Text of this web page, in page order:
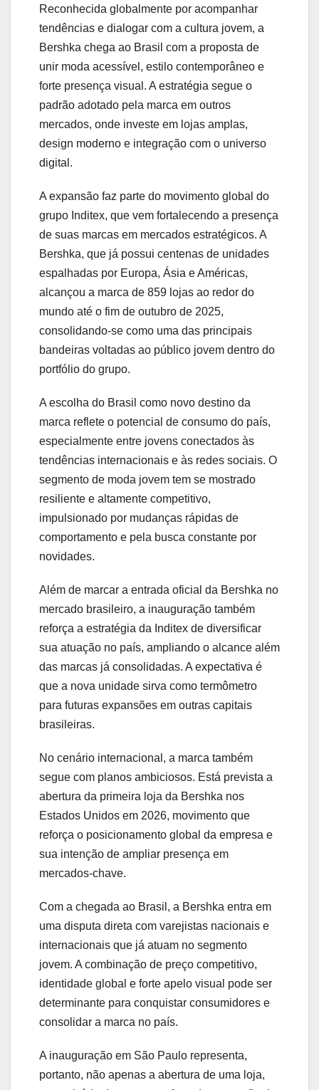
Reconhecida globalmente por acompanhar
tendências e dialogar com a cultura jovem, a
Bershka chega ao Brasil com a proposta de
unir moda acessível, estilo contemporâneo e
forte presença visual. A estratégia segue o
padrão adotado pela marca em outros
mercados, onde investe em lojas amplas,
design moderno e integração com o universo
digital.
A expansão faz parte do movimento global do
grupo Inditex, que vem fortalecendo a presença
de suas marcas em mercados estratégicos. A
Bershka, que já possui centenas de unidades
espalhadas por Europa, Ásia e Américas,
alcançou a marca de 859 lojas ao redor do
mundo até o fim de outubro de 2025,
consolidando-se como uma das principais
bandeiras voltadas ao público jovem dentro do
portfólio do grupo.
A escolha do Brasil como novo destino da
marca reflete o potencial de consumo do país,
especialmente entre jovens conectados às
tendências internacionais e às redes sociais. O
segmento de moda jovem tem se mostrado
resiliente e altamente competitivo,
impulsionado por mudanças rápidas de
comportamento e pela busca constante por
novidades.
Além de marcar a entrada oficial da Bershka no
mercado brasileiro, a inauguração também
reforça a estratégia da Inditex de diversificar
sua atuação no país, ampliando o alcance além
das marcas já consolidadas. A expectativa é
que a nova unidade sirva como termômetro
para futuras expansões em outras capitais
brasileiras.
No cenário internacional, a marca também
segue com planos ambiciosos. Está prevista a
abertura da primeira loja da Bershka nos
Estados Unidos em 2026, movimento que
reforça o posicionamento global da empresa e
sua intenção de ampliar presença em
mercados-chave.
Com a chegada ao Brasil, a Bershka entra em
uma disputa direta com varejistas nacionais e
internacionais que já atuam no segmento
jovem. A combinação de preço competitivo,
identidade global e forte apelo visual pode ser
determinante para conquistar consumidores e
consolidar a marca no país.
A inauguração em São Paulo representa,
portanto, não apenas a abertura de uma loja,